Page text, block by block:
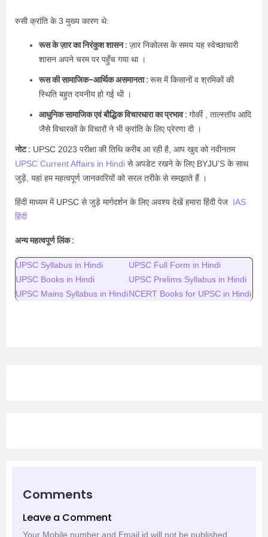
रुसी क्रांति के 3 मुख्य कारण थे:
रूस के ज़ार का निरंकुश शासन : ज़ार निकोलस के समय यह स्वेच्छाचारी
शासन अपने चरम पर पहुँच गया था ।
रूस की सामाजिक-आर्थिक असमानता : रूस में किसानों व श्रमिकों की
स्थिति बहुत दयनीय हो गई थी ।
आधुनिक सामाजिक एवं बौद्धिक विचारधारा का प्रभाव : गोर्की , ताल्स्तॉय आदि
जैसे विचारकों के विचारों ने भी क्रांति के लिए प्रेरणा दी ।
नोट : UPSC 2023 परीक्षा की तिथि करीब आ रही है, आप खुद को नवीनतम
UPSC Current Affairs in Hindi से अपडेट रखने के लिए BYJU’S के साथ
जुड़ें, यहां हम महत्वपूर्ण जानकारियों को सरल तरीके से समझाते हैं ।
हिंदी माध्यम में UPSC से जुड़े मार्गदर्शन के लिए अवश्य देखें हमारा हिंदी पेज IAS
हिंदी
अन्य महत्वपूर्ण लिंक :
UPSC Syllabus in Hindi
UPSC Full Form in Hindi
UPSC Books in Hindi
UPSC Prelims Syllabus in Hindi
UPSC Mains Syllabus in HindiNCERT Books for UPSC in Hindi
Comments
Leave a Comment
Your Mobile number and Email id will not be published.